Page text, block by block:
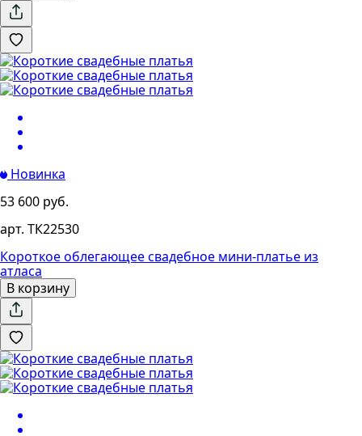
Новинка
53 600 руб.
арт. ТК22530
Короткое облегающее свадебное мини-платье из
атласа
В корзину